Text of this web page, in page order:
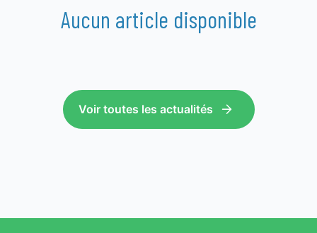
Aucun article disponible
Voir toutes les actualités